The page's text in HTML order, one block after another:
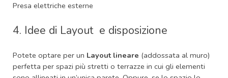
Presa elettriche esterne
4. Idee di Layout e disposizione
Potete optare per un Layout lineare (addossata al muro)
perfetta per spazi più stretti o terrazze in cui gli elementi